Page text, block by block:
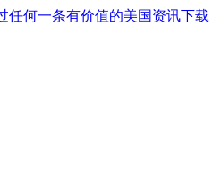
任何一条有价值的美国资讯下载